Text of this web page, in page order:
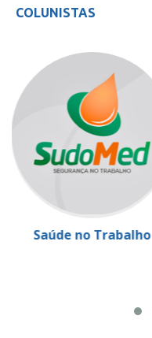
COLUNISTAS
Saúde no Trabalho